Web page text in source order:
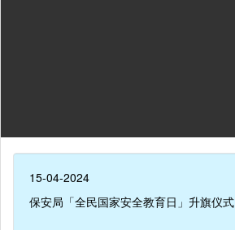
15-04-2024
保安局「全民国家安全教育日」升旗仪式